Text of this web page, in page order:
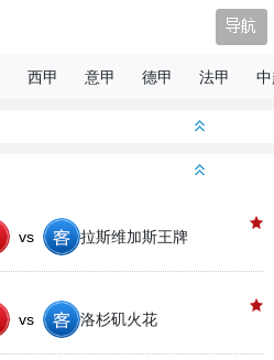
西甲 意甲 德甲 法甲
vs 拉斯维加斯王牌
vs 洛杉矶火花